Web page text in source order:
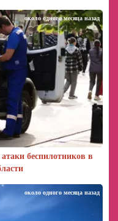
беспилотников в
около одного месяца назад
около одного месяца назад